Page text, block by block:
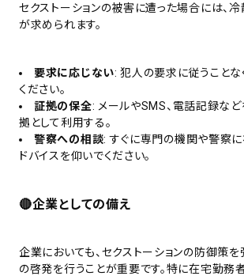
セクストーションの被害に遭った場合には、
が求められます。
要求に応じない: 犯人の要求に従うことな
ください。
証拠の保全: メールやSMS、電話記録など
拠として利用する。
警察への相談: すぐに専門の機関や警察に
ドバイスを仰いでください。
🔴企業としての備え
企業においても、セクストーションの防御策
の啓発を行うことが重要です。特に在宅勤務